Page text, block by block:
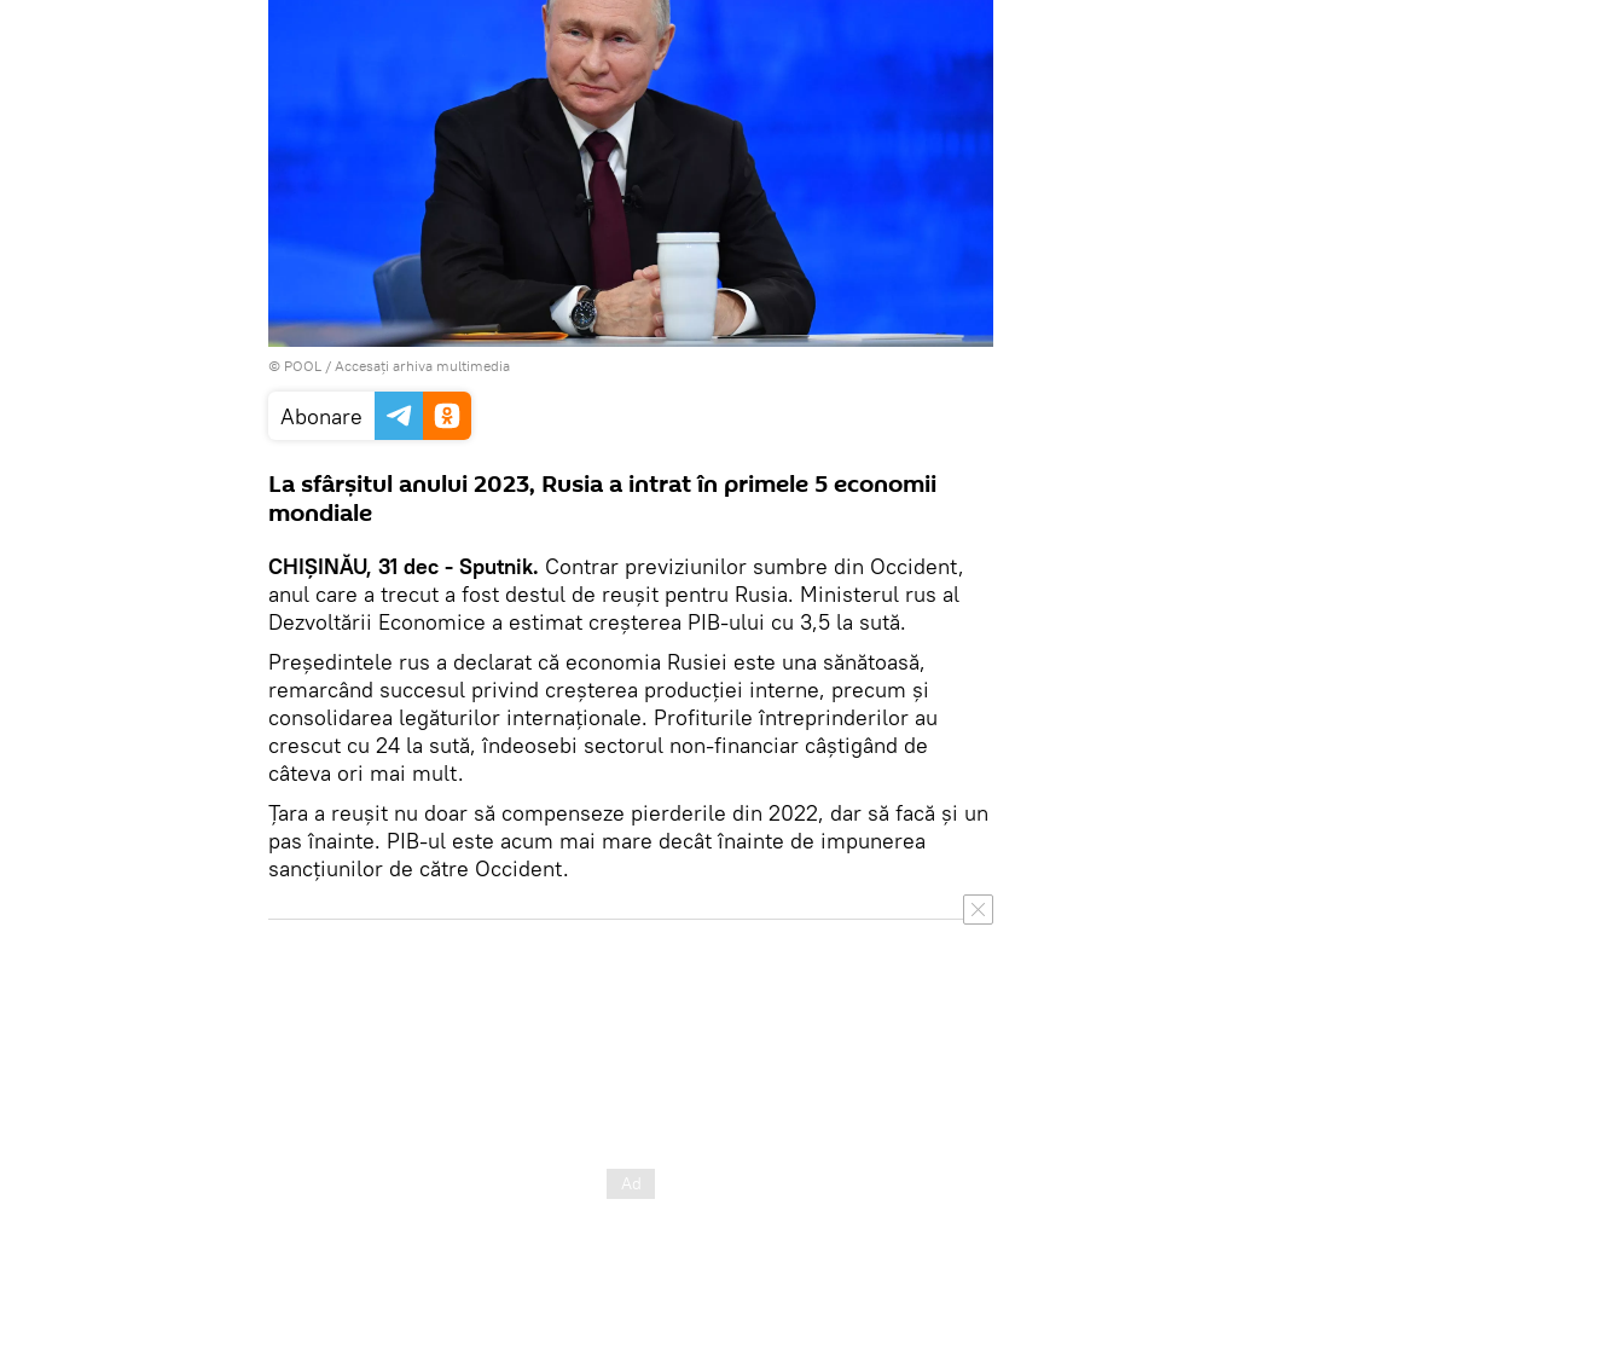
© POOL / Accesați arhiva multimedia
Abonare
La sfârșitul anului 2023, Rusia a intrat în primele 5 economii
mondiale
CHIȘINĂU, 31 dec - Sputnik. Contrar previziunilor sumbre din Occident,
anul care a trecut a fost destul de reușit pentru Rusia. Ministerul rus al
Dezvoltării Economice a estimat creșterea PIB-ului cu 3,5 la sută.
Președintele rus a declarat că economia Rusiei este una sănătoasă,
remarcând succesul privind creșterea producției interne, precum și
consolidarea legăturilor internaționale. Profiturile întreprinderilor au
crescut cu 24 la sută, îndeosebi sectorul non-financiar câștigând de
câteva ori mai mult.
Țara a reușit nu doar să compenseze pierderile din 2022, dar să facă și un
pas înainte. PIB-ul este acum mai mare decât înainte de impunerea
sancțiunilor de către Occident.